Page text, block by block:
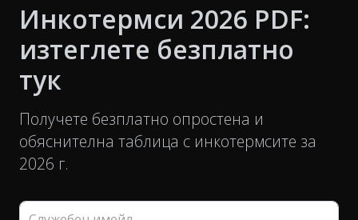
Инкотермси 2026 PDF:
изтеглете безплатно
тук
Получете безплатно опростена и
обяснителна таблица с инкотермсите за
2026 г.